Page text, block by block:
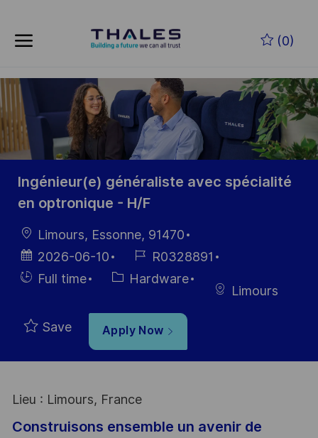
(0)
-
Ingénieur(e) généraliste avec spécialité
en optronique - H/F
LocationLimours, Essonne, 91470
Posted
Date
2026-06-10
Job
Id
R0328891
HiringFull time CategoryHardware
Limours
Save Apply Now
Lieu : Limours, France
Construisons ensemble un avenir de